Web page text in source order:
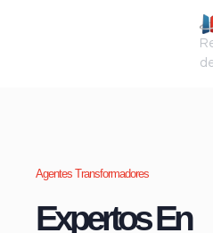
Agentes Transformadores
Expertos En